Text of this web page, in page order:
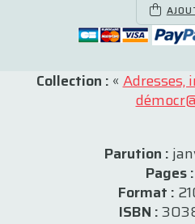
Collection : «
Parution :
Pages :
Format :
ISBN :